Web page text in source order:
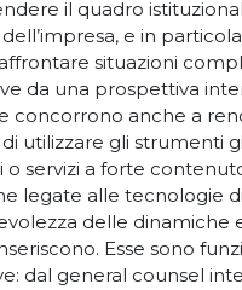
il quadro
dell’impresa, e in
situazioni
da una prospettiva
concorrono anche a
utilizzare gli strumenti
servizi a forte
legate alle tecnologie
delle dinamiche
Esse sono
dal general counsel